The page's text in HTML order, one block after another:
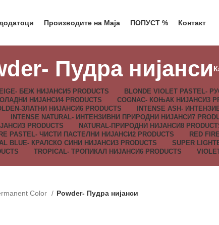
Производите на Маја ПОПУСТ % Контакт
Пудра нијанси
БЕЖ НИЈАНСИ5 PRODUCTS BLONDE VIOLET
НИЈАНСИ4 PRODUCTS COGNAC- КОЊАК НИЈАНСИ3
ЗЛАТНИ НИЈАНСИ6 PRODUCTS INTENSE ASH-
INTENSE NATURAL- ИНТЕНЗИВНИ ПРИРОДНИ НИЈАНСИ7
3 PRODUCTS NATURAL-ПРИРОДНИ НИЈАНСИ8
PASTEL- ЧИСТИ ПАСТЕЛНИ НИЈАНСИ2 PRODUCTS RED
BLUE- КРАЛСКО СИНИ НИЈАНСИ3 PRODUCTS SUPER
TROPICAL- ТРОПИКАЛ НИЈАНСИ6 PRODUCTS
Color Powder- Пудра нијанси